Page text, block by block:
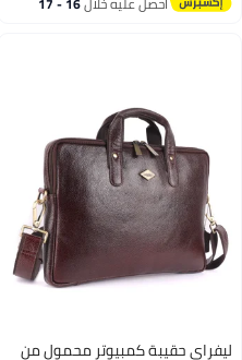
حقيبة كمبيوتر محمول من